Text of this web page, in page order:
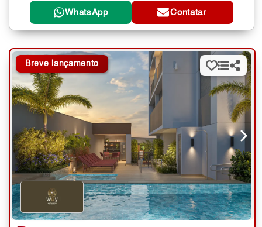
WhatsApp Contatar
Breve lançamento